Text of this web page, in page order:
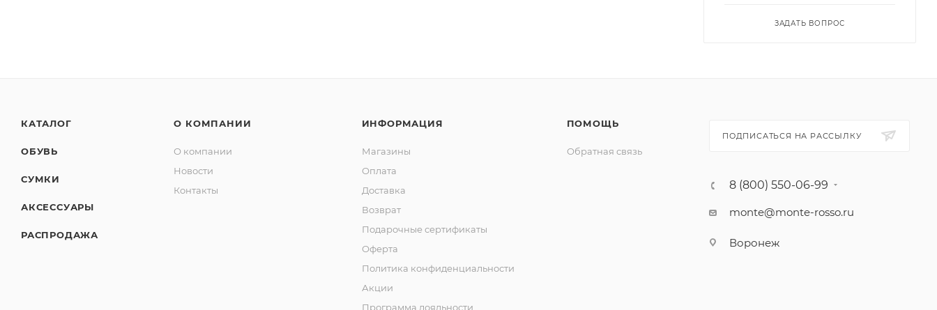
ЗАДАТЬ ВОПРОС
КАТАЛОГ
ОБУВЬ
СУМКИ
АКСЕССУАРЫ
РАСПРОДАЖА
О КОМПАНИИ
О компании
Новости
Контакты
ИНФОРМАЦИЯ
Магазины
Оплата
Доставка
Возврат
Подарочные сертификаты
Оферта
Политика конфиденциальности
Акции
Программа лояльности
ПОМОЩЬ
Обратная связь
ПОДПИСАТЬСЯ НА РАССЫЛКУ
8 (800) 550-06-99
monte@monte-rosso.ru
Воронеж